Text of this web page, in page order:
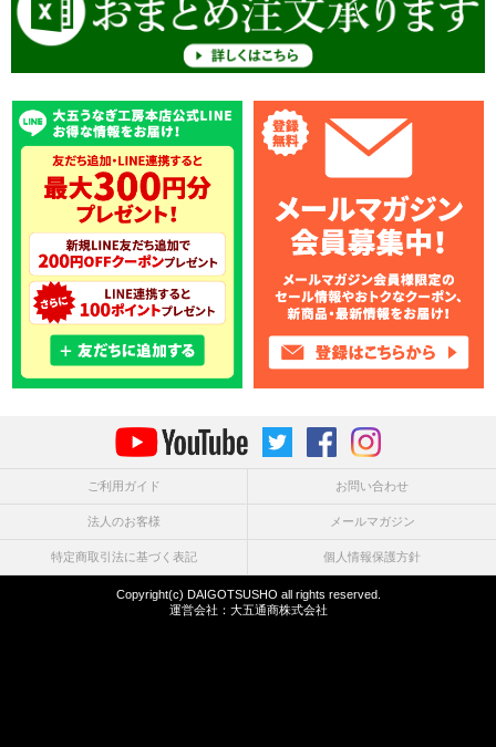
ご利用ガイド お問い合わせ
法人のお客様 メールマガジン
特定商取引法に基づく表記 個人情報保護方針
Copyright(c) DAIGOTSUSHO all rights reserved.
運営会社： 大五通商株式会社